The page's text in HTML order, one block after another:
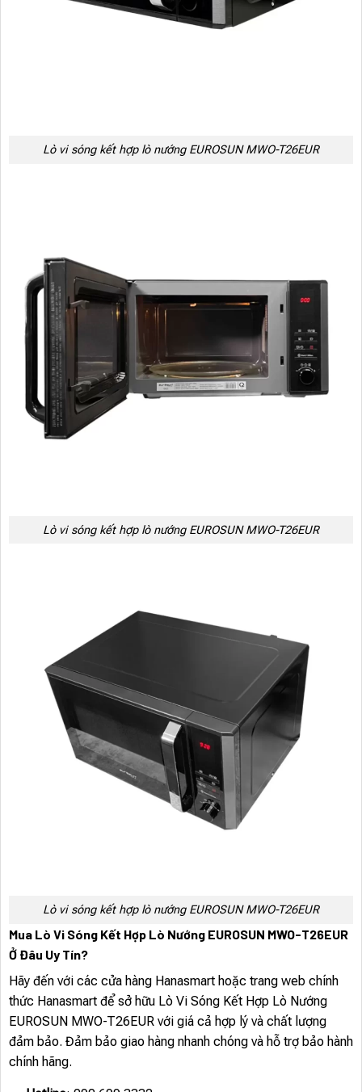
Lò vi sóng kết hợp lò nướng EUROSUN MWO-T26EUR
Lò vi sóng kết hợp lò nướng EUROSUN MWO-T26EUR
Lò vi sóng kết hợp lò nướng EUROSUN MWO-T26EUR
Mua Lò Vi Sóng Kết Hợp Lò Nướng EUROSUN MWO-T26EUR
Ở Đâu Uy Tín?
Hãy đến với các cửa hàng Hanasmart hoặc trang web chính
thức Hanasmart để sở hữu Lò Vi Sóng Kết Hợp Lò Nướng
EUROSUN MWO-T26EUR với giá cả hợp lý và chất lượng
đảm bảo. Đảm bảo giao hàng nhanh chóng và hỗ trợ bảo hành
chính hãng.